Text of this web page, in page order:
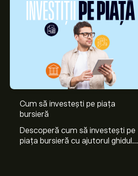
Cum să investești pe piața
bursieră
Descoperă cum să investești pe
piața bursieră cu ajutorul ghidului